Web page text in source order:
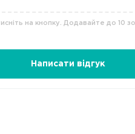
на кнопку. Додавайте до 10
Написати відгук